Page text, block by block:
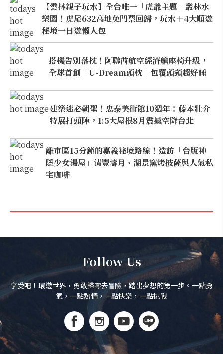
【雲林親子玩水】全台唯一「虎爺主題」叢林水
樂園！虎尾632高地免門票回歸，玩水＋4大順遊
秘境一日遊懶人包
搭機告別落枕！阿聯酋航空經濟艙座椅升級，
全球首創「U-Dream頭枕」包覆頭頸超好睡
建築迷必朝聖！忠泰美術館10週年：藤本壯介
特展打頭陣，1:5大屋根8月震撼空降台北
離市區15分鐘的嘉義祕境路線！造訪「台版神
隱少女湯屋」清豐濤月、湖景窯烤披薩與人氣私
宅咖啡
Follow Us
享受吧！環遊世界，勇敢歸零去冒險，踏出夢想的第一步。一點勇
氣，一點熱情，一點快樂，一點挑戰